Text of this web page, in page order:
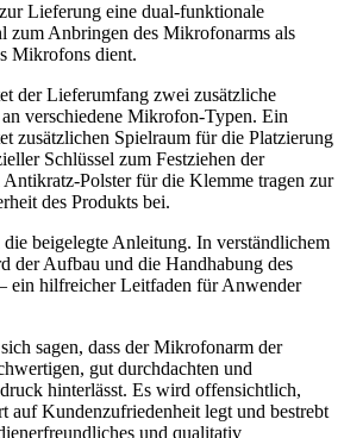
Lieferung eine dual-funktionale
zum Anbringen des Mikrofonarms als
Mikrofons dient.
der Lieferumfang zwei zusätzliche
verschiedene Mikrofon-Typen. Ein
zusätzlichen Spielraum für die Platzierung
Schlüssel zum Festziehen der
Antikratz-Polster für die Klemme tragen zur
des Produkts bei.
beigelegte Anleitung. In verständlichem
der Aufbau und die Handhabung des
ein hilfreicher Leitfaden für Anwender
sagen, dass der Mikrofonarm der
gut durchdachten und
hinterlässt. Es wird offensichtlich,
auf Kundenzufriedenheit legt und bestrebt
und qualitativ